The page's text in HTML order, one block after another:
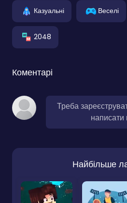
Казуальні Веселі
2048
Коментарі
Треба
написати
Найбільше